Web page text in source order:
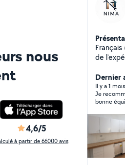
nous
4,6/5
à partir de 66000 avis
de
de
mes
Dernier
Il y a 1 mois
Je
bonne
ponctuel.